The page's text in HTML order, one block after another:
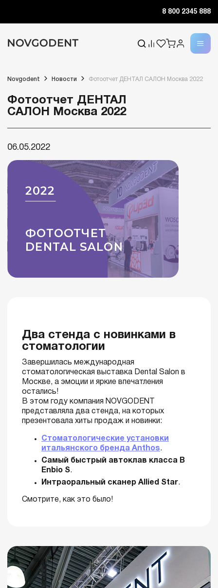
8 800 2345 888
Novgodent Новости Фотоотчет ДЕНТАЛ САЛОН Москва 2022
Фотоотчет ДЕНТАЛ
САЛОН Москва 2022
06.05.2022
Два стенда с новинками в
стоматологии
Завершилась международная
стоматологическая выставка Dental Salon в
Москве, а эмоции и яркие впечатления
остались!
В этом году компания NOVGODENT
представляла два стенда, на которых
презентовала хиты продаж и новинки:
Стоматологические установки
итальянского бренда Anthos.
Самый быстрый автоклав класса В
Enbio S.
Интраоральный сканер Allied Star.
Смотрите, как это было!